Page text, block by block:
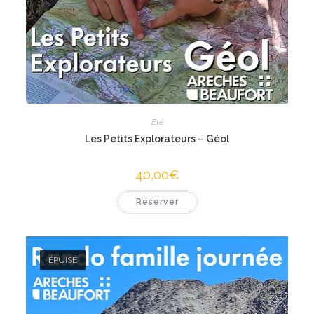
Été
Les Petits Explorateurs – Géol
40,00€
Réserver
ÉPUISÉ